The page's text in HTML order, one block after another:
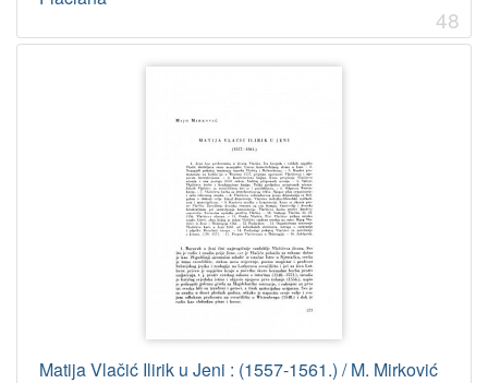
48
Matija Vlačić Ilirik u Jeni : (1557-1561.) / M. Mirković